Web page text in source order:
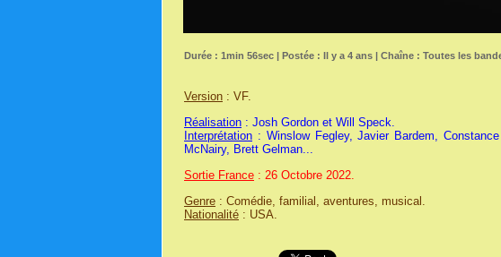
Durée : 1min 56sec | Postée : Il y a 4 ans | Chaîne : Toutes les
Version : VF.
Réalisation : Josh Gordon et Will Speck.
Interprétation : Winslow Fegley, Javier Bardem,
McNairy, Brett Gelman...
Sortie France : 26 Octobre 2022.
Genre : Comédie, familial, aventures, musical.
Nationalité : USA.